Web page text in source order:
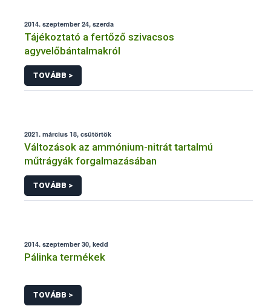
2014. szeptember 24, szerda
Tájékoztató a fertőző szivacsos
agyvelőbántalmakról
TOVÁBB >
2021. március 18, csütörtök
Változások az ammónium-nitrát tartalmú
műtrágyák forgalmazásában
TOVÁBB >
2014. szeptember 30, kedd
Pálinka termékek
TOVÁBB >